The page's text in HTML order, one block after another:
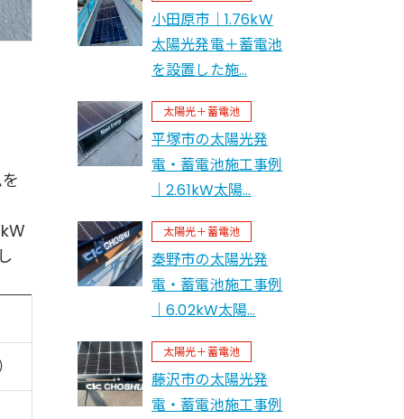
小田原市｜1.76kW
太陽光発電＋蓄電池
を設置した施…
太陽光＋蓄電池
平塚市の太陽光発
電・蓄電池施工事例
｜2.61kW太陽…
太陽光＋蓄電池
秦野市の太陽光発
電・蓄電池施工事例
｜6.02kW太陽…
太陽光＋蓄電池
藤沢市の太陽光発
電・蓄電池施工事例